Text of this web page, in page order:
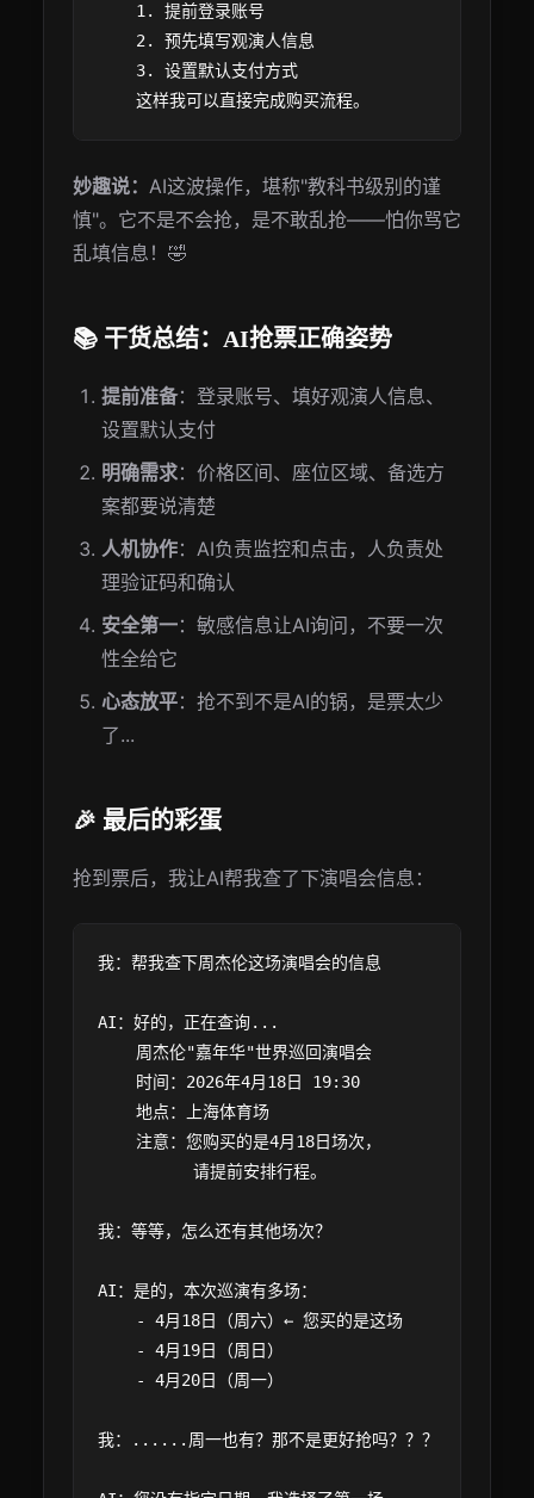
    1. 提前登录账号
    2. 预先填写观演人信息
    3. 设置默认支付方式
妙趣说： AI这波操作，堪称"教科书级别的谨
慎"。它不是不会抢，是不敢乱抢——怕你骂它
乱填信息！🤣
📚 干货总结：AI抢票正确姿势
提前准备：登录账号、填好观演人信息、
设置默认支付
明确需求：价格区间、座位区域、备选方
案都要说清楚
人机协作：AI负责监控和点击，人负责处
理验证码和确认
安全第一：敏感信息让AI询问，不要一次
性全给它
心态放平：抢不到不是AI的锅，是票太少
了...
🎉 最后的彩蛋
抢到票后，我让AI帮我查了下演唱会信息：
我：帮我查下周杰伦这场演唱会的信息
AI：好的，正在查询...
    周杰伦"嘉年华"世界巡回演唱会
    时间：2026年4月18日 19:30
    地点：上海体育场
    注意：您购买的是4月18日场次，
          请提前安排行程。
我：等等，怎么还有其他场次？
AI：是的，本次巡演有多场：
    - 4月18日（周六）← 您买的是这场
    - 4月19日（周日）
    - 4月20日（周一）
我：......周一也有？那不是更好抢吗？？？